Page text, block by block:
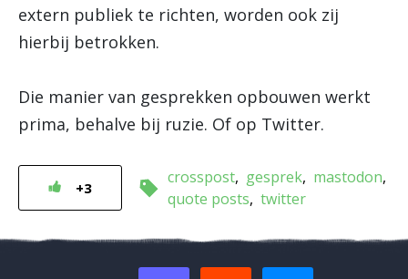
extern publiek te richten, worden ook zij
hierbij betrokken.
Die manier van gesprekken opbouwen werkt
prima, behalve bij ruzie. Of op Twitter.
+3
crosspost gesprek mastodon
quote posts twitter